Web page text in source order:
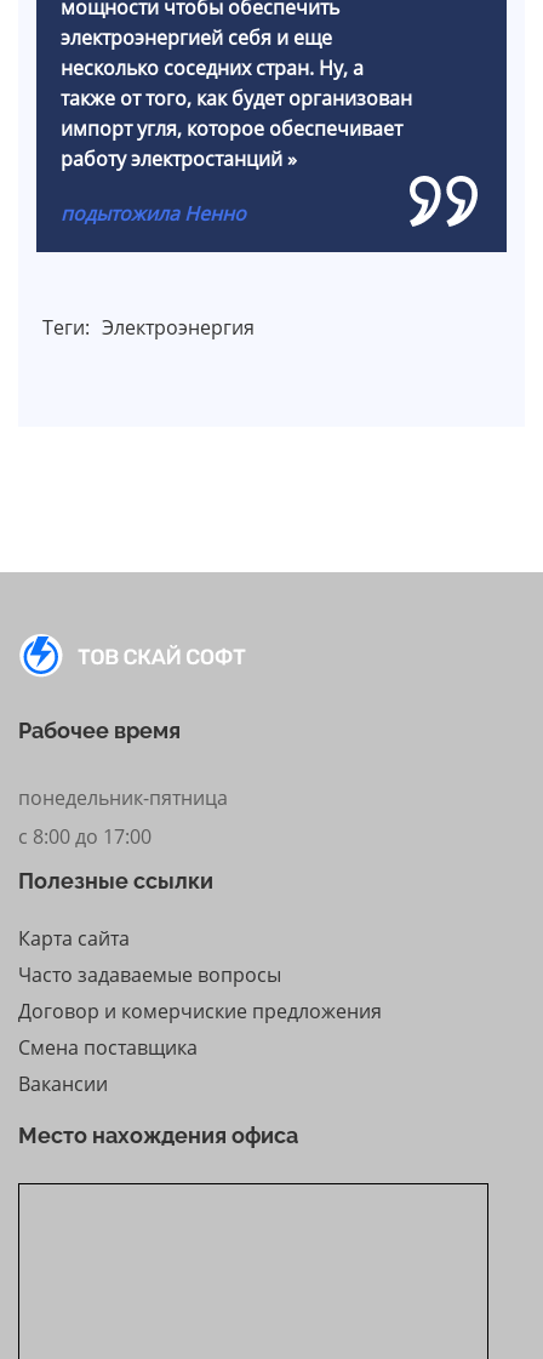
мощности чтобы обеспечить
электроэнергией себя и еще
несколько соседних стран. Ну, а
также от того, как будет организован
импорт угля, которое обеспечивает
работу электростанций »
подытожила Ненно
Теги: Электроэнергия
Рабочее время
понедельник-пятница
с 8:00 до 17:00
Полезные ссылки
Карта сайта
Часто задаваемые вопросы
Договор и комерчиские предложения
Смена поставщика
Вакансии
Место нахождения офиса